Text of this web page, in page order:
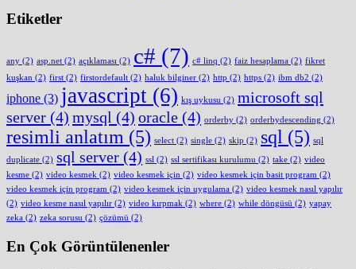
Etiketler
any (2) asp.net (2) açıklaması (2) c# (7) c# linq (2) faiz hesaplama (2) fikret
kuşkan (2) first (2) firstordefault (2) haluk bilginer (2) http (2) https (2) ibm db2 (2)
iphone (3) javascript (6) kış uykusu (2) microsoft sql
server (4) mysql (4) oracle (4) orderby (2) orderbydescending (2)
resimli anlatım (5) select (2) single (2) skip (2) sql (5) sql
duplicate (2) sql server (4) ssl (2) ssl sertifikası kurulumu (2) take (2) video
kesme (2) video kesmek (2) video kesmek için (2) video kesmek için basit program (2)
video kesmek için program (2) video kesmek için uygulama (2) video kesmek nasıl yapılır
(2) video kesme nasıl yapılır (2) video kırpmak (2) where (2) while döngüsü (2) yapay
zeka (2) zeka sorusu (2) çözümü (2)
En Çok Görüntülenenler